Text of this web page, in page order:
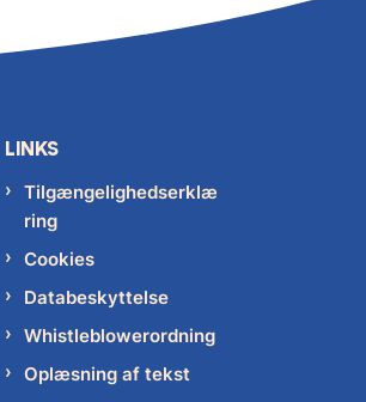
LINKS
Tilgængelighedserklæ
ring
Cookies
Databeskyttelse
Whistleblowerordning
Oplæsning af tekst